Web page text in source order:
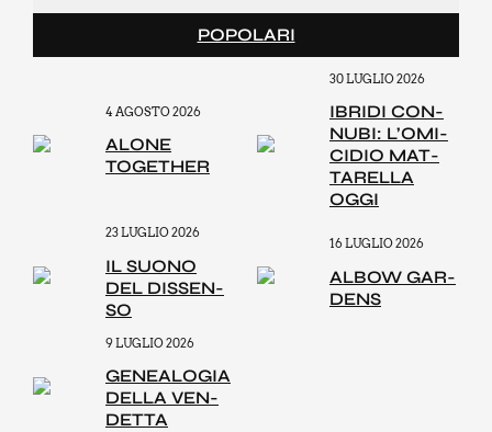
POPOLARI
4 AGOSTO 2026
ALO­NE
TOGE­THER
30 LUGLIO 2026
IBRI­DI CON­
NU­BI: L’O­MI­
CI­DIO MAT­
TA­REL­LA
OGGI
23 LUGLIO 2026
IL SUO­NO
DEL DIS­SEN­
SO
16 LUGLIO 2026
ALBOW GAR­
DENS
9 LUGLIO 2026
GENEA­LO­GIA
DEL­LA VEN­
DET­TA